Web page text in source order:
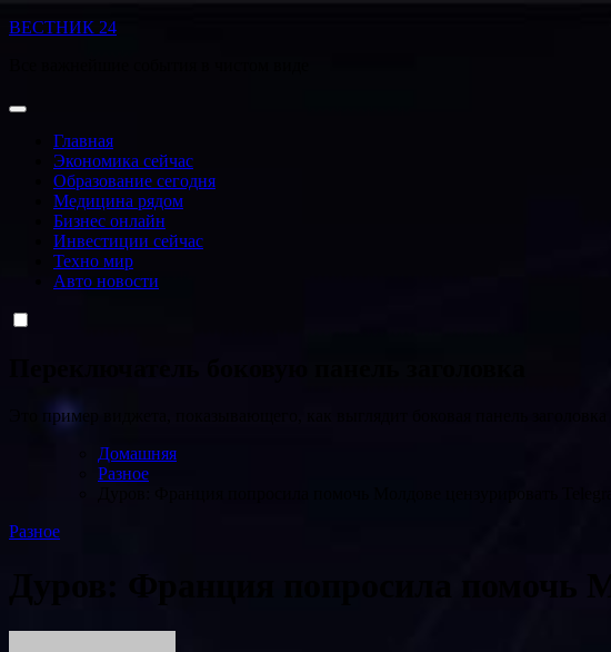
Перейти
ВЕСТНИК 24
Главная
Экономика сейчас
Образование сегодня
Медицина рядом
Бизнес онлайн
Инвестиции сейчас
Техно мир
Авто новости
Это пример виджета, показывающего, как выглядит боковая панель
Домашняя
Разное
Разное
Дуров: Франция попросила помочь